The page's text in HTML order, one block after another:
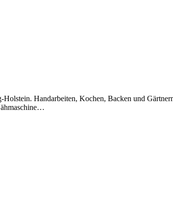
Handarbeiten, Kochen, Backen und